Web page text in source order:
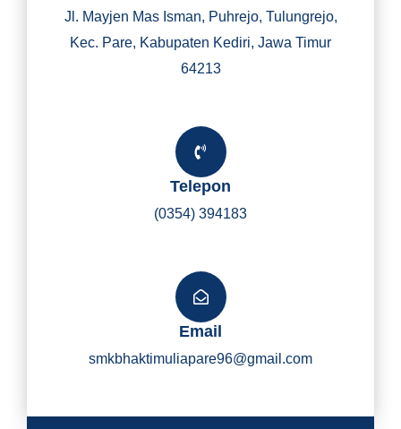
Y
I
Jl. Mayjen Mas Isman, Puhrejo, Tulungrejo,
Kec. Pare, Kabupaten Kediri, Jawa Timur
64213
Telepon
(0354) 394183
Email
smkbhaktimuliapare96@gmail.com